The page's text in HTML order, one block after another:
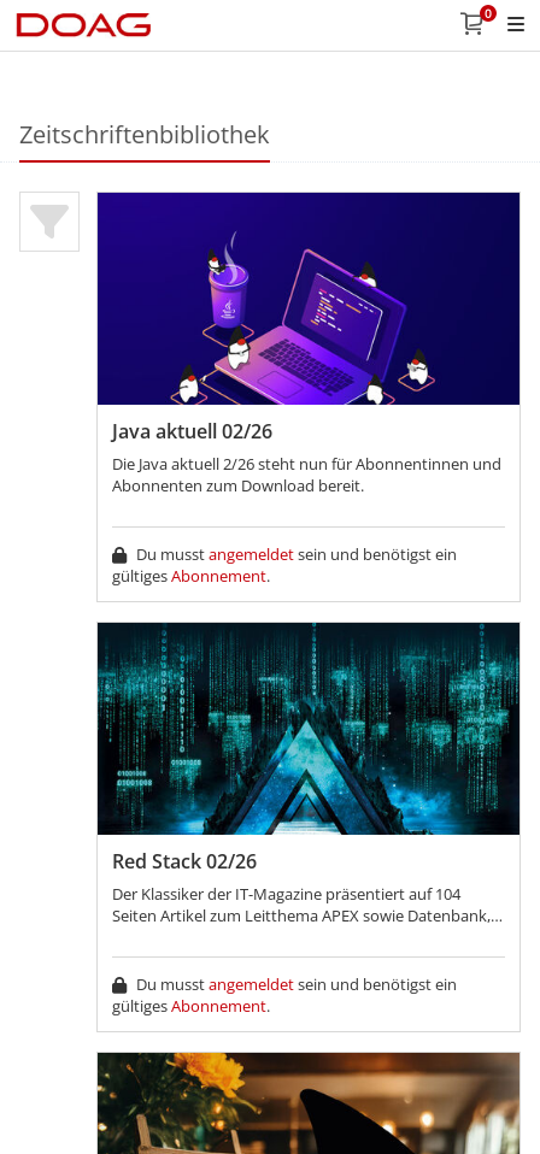
0
Zeitschriftenbibliothek
Java aktuell 02/26
Die Java aktuell 2/26 steht nun für Abonnentinnen und
Abonnenten zum Download bereit.
Du musstangemeldetsein und benötigst ein
gültigesAbonnement.
Red Stack 02/26
Der Klassiker der IT-Magazine präsentiert auf 104
Seiten Artikel zum Leitthema APEX sowie Datenbank,
Du musstangemeldetsein und benötigst ein
gültigesAbonnement.